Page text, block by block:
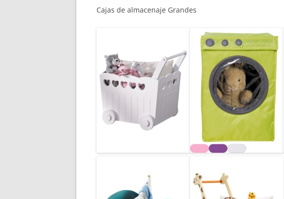
Cajas de almacenaje Grandes